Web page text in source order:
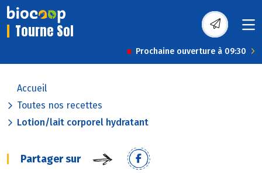
Tourne Sol
Prochaine ouverture à 09:30
Accueil
Toutes nos recettes
Lotion/lait corporel hydratant
Partager sur